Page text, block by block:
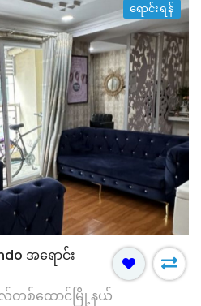
ရောင်းရန်
အရောင်း
လ်တစ်ထောင်မြို့နယ်